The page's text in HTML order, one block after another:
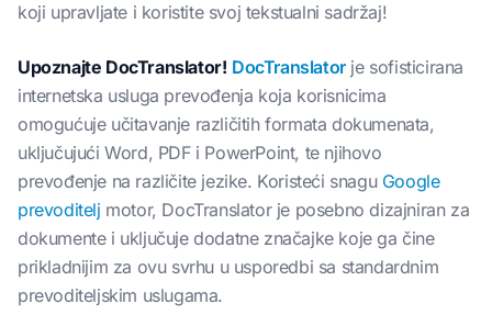
koji upravljate i koristite svoj tekstualni sadržaj!
Upoznajte DocTranslator! DocTranslatorje sofisticirana
internetska usluga prevođenja koja korisnicima
omogućuje učitavanje različitih formata dokumenata,
uključujući Word, PDF i PowerPoint, te njihovo
prevođenje na različite jezike. Koristeći snagu Google
prevoditelj motor, DocTranslator je posebno dizajniran za
dokumente i uključuje dodatne značajke koje ga čine
prikladnijim za ovu svrhu u usporedbi sa standardnim
prevoditeljskim uslugama.